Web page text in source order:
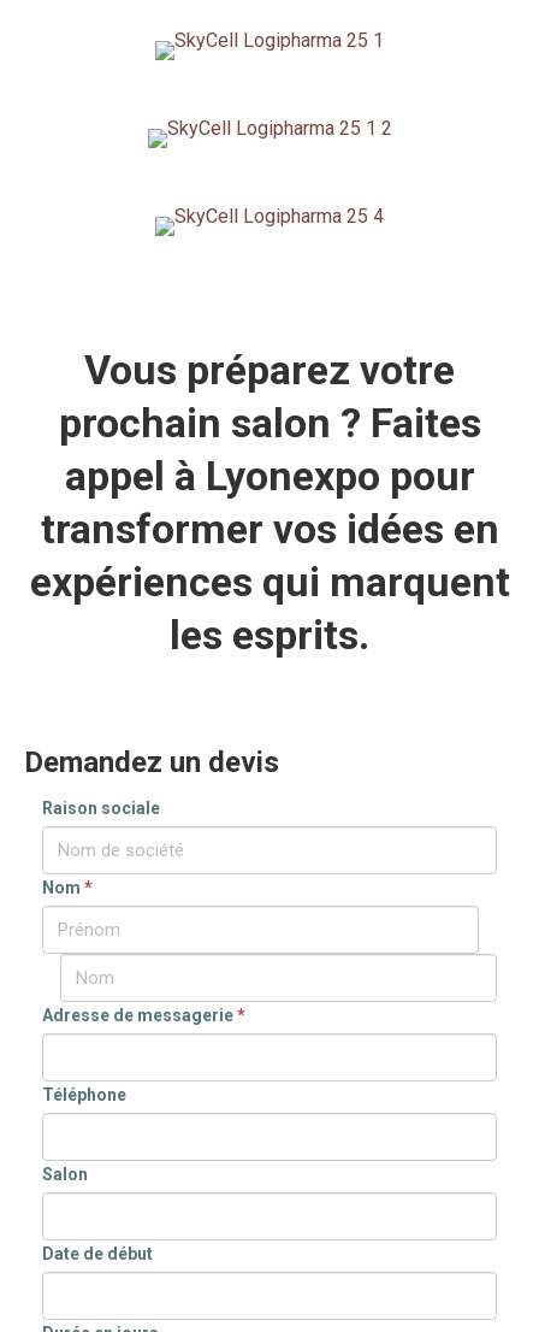
Vous préparez votre
prochain salon ? Faites
appel à Lyonexpo pour
transformer vos idées en
expériences qui marquent
les esprits.
Demandez un devis
Raison sociale
Nom *
Adresse de messagerie*
Téléphone
Salon
Date de début